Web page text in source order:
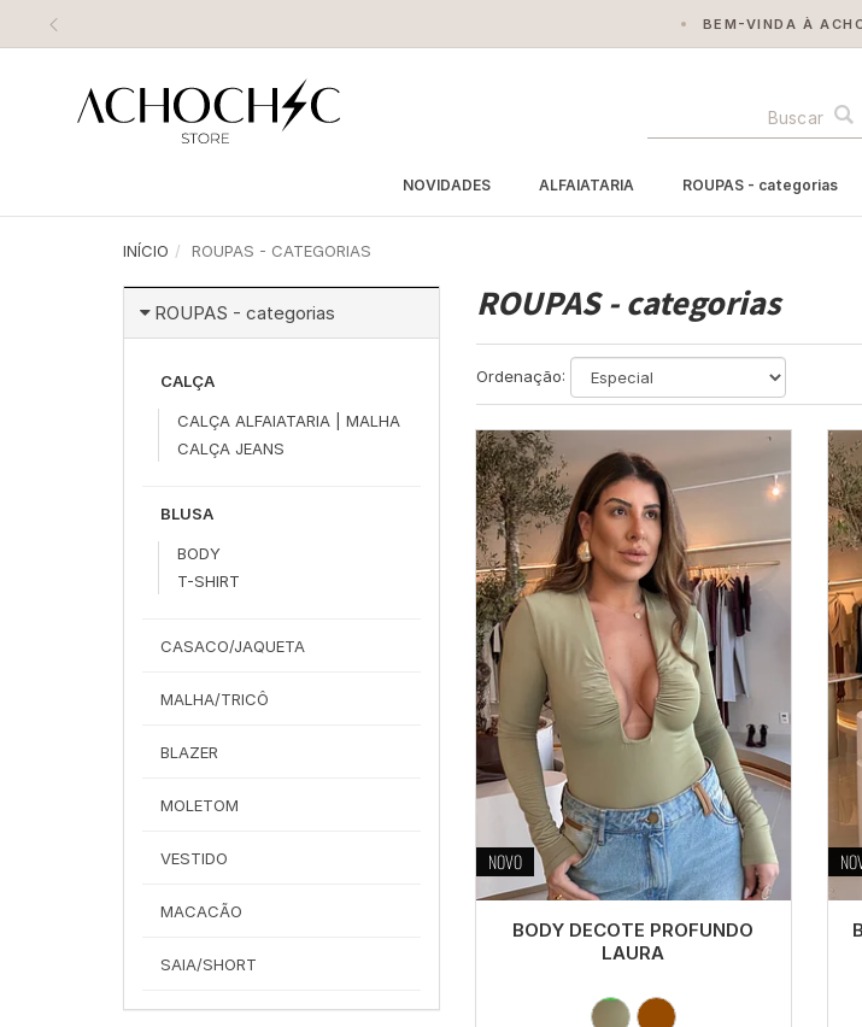
FEITO POR MULHERES,
NOVIDADES ALFAIATARIA ROUPAS - categorias
INÍCIO ROUPAS - CATEGORIAS
ROUPAS - categorias
CALÇA
CALÇA ALFAIATARIA | MALHA
CALÇA JEANS
BLUSA
BODY
T-SHIRT
CASACO/JAQUETA
MALHA/TRICÔ
BLAZER
MOLETOM
VESTIDO
MACACÃO
SAIA/SHORT
ROUPAS - categorias
Ordenação:
NOVO
BODY DECOTE PROFUNDO
LAURA